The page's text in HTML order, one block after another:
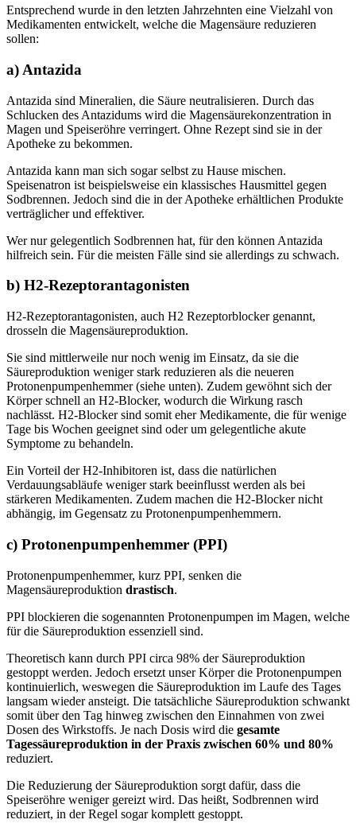
Entsprechend wurde in den letzten Jahrzehnten eine Vielzahl von
Medikamenten entwickelt, welche die Magensäure reduzieren
sollen:
a) Antazida
Antazida sind Mineralien, die Säure neutralisieren. Durch das
Schlucken des Antazidums wird die Magensäurekonzentration in
Magen und Speiseröhre verringert. Ohne Rezept sind sie in der
Apotheke zu bekommen.
Antazida kann man sich sogar selbst zu Hause mischen.
Speisenatron ist beispielsweise ein klassisches Hausmittel gegen
Sodbrennen. Jedoch sind die in der Apotheke erhältlichen Produkte
verträglicher und effektiver.
Wer nur gelegentlich Sodbrennen hat, für den können Antazida
hilfreich sein. Für die meisten Fälle sind sie allerdings zu schwach.
b) H2-Rezeptorantagonisten
H2-Rezeptorantagonisten, auch H2 Rezeptorblocker genannt,
drosseln die Magensäureproduktion.
Sie sind mittlerweile nur noch wenig im Einsatz, da sie die
Säureproduktion weniger stark reduzieren als die neueren
Protonenpumpenhemmer (siehe unten). Zudem gewöhnt sich der
Körper schnell an H2-Blocker, wodurch die Wirkung rasch
nachlässt. H2-Blocker sind somit eher Medikamente, die für wenige
Tage bis Wochen geeignet sind oder um gelegentliche akute
Symptome zu behandeln.
Ein Vorteil der H2-Inhibitoren ist, dass die natürlichen
Verdauungsabläufe weniger stark beeinflusst werden als bei
stärkeren Medikamenten. Zudem machen die H2-Blocker nicht
abhängig, im Gegensatz zu Protonenpumpenhemmern.
c) Protonenpumpenhemmer (PPI)
Protonenpumpenhemmer, kurz PPI, senken die
Magensäureproduktion drastisch.
PPI blockieren die sogenannten Protonenpumpen im Magen, welche
für die Säureproduktion essenziell sind.
Theoretisch kann durch PPI circa 98% der Säureproduktion
gestoppt werden. Jedoch ersetzt unser Körper die Protonenpumpen
kontinuierlich, weswegen die Säureproduktion im Laufe des Tages
langsam wieder ansteigt. Die tatsächliche Säureproduktion schwankt
somit über den Tag hinweg zwischen den Einnahmen von zwei
Dosen des Wirkstoffs. Je nach Dosis wird die gesamte
Tagessäureproduktion in der Praxis zwischen 60% und 80%
reduziert.
Die Reduzierung der Säureproduktion sorgt dafür, dass die
Speiseröhre weniger gereizt wird. Das heißt, Sodbrennen wird
reduziert, in der Regel sogar komplett gestoppt.